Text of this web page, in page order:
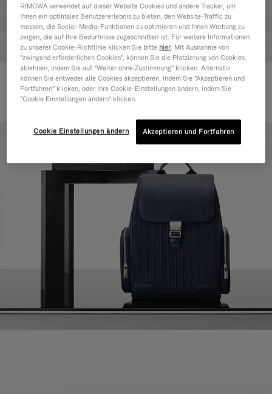
Never Still - Leder Kulturbeutel
€590,00
Never Still - Leder Rucksack
Large
RIMOWA verwendet auf dieser Website Cookies und andere Tracker, um
Ihnen ein optimales Benutzererlebnis zu bieten, den Website-Traffic zu
messen, die Social-Media-Funktionen zu optimieren und Ihnen Werbung zu
zeigen, die auf Ihre Bedürfnisse zugeschnitten ist. Für weitere Informationen
zu unserer Cookie-Richtlinie klicken Sie bitte hier. Mit Ausnahme von
"zwingend erforderlichen Cookies", können Sie die Platzierung von Cookies
ablehnen, indem Sie auf "Weiter ohne Zustimmung" klicken. Alternativ
können Sie entweder alle Cookies akzeptieren, indem Sie "Akzeptieren und
Fortfahren" klicken, oder Ihre Cookie-Einstellungen ändern, indem Sie
"Cookie Einstellungen ändern" klicken.
Cookie Einstellungen ändern Akzeptieren und Fortfahren